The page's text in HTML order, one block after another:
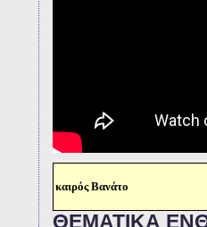
καιρός Βανάτο
ΘΕΜΑΤΙΚΑ